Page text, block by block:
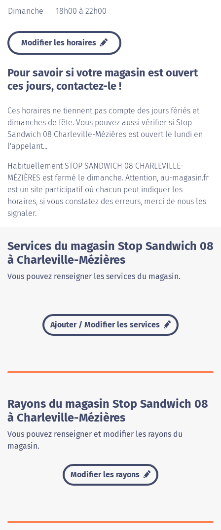
Dimanche
18h00 à 22h00
Modifier les horaires
Pour savoir si votre magasin est ouvert
ces jours, contactez-le !
Ces horaires ne tiennent pas compte des jours fériés et
dimanches de fête. Vous pouvez aussi vérifier si Stop
Sandwich 08 Charleville-Mézières est ouvert le lundi en
l'appelant...
HabituellementSTOP SANDWICH 08 CHARLEVILLE-
MÉZIÈRES est fermé le dimanche. Attention, au-magasin.fr
est un site participatif où chacun peut indiquer les
horaires, si vous constatez des erreurs, merci de nous les
signaler.
Services du magasin Stop Sandwich 08
à Charleville-Mézières
Vous pouvez renseigner les services du magasin.
Ajouter / Modifier les services
Rayons du magasin Stop Sandwich 08
à Charleville-Mézières
Vous pouvez renseigner et modifier les rayons du
magasin.
Modifier les rayons